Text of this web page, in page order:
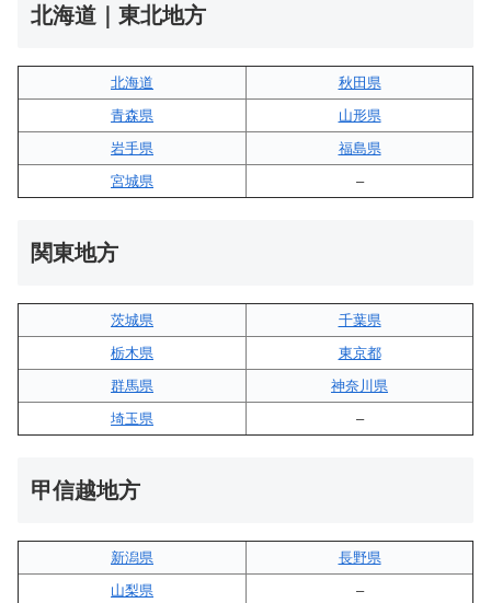
北海道｜東北地方
北海道
秋田県
青森県
山形県
岩手県
福島県
宮城県
–
関東地方
茨城県
千葉県
栃木県
東京都
群馬県
神奈川県
埼玉県
–
甲信越地方
新潟県
長野県
山梨県
–